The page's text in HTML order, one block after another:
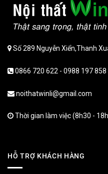
Số 289 Nguyễn Xiển,Thanh
0866 720 622 - 0988 197 858
noithatwinli@gmail.com
Thời gian làm việc (8h30 -
HỖ TRỢ KHÁCH HÀNG